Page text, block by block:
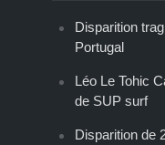
Disparition
Portugal
Léo Le Tohic
de SUP surf
Disparition de